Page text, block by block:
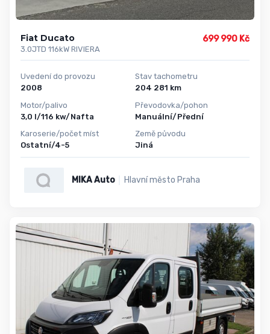
Fiat Ducato
3.0JTD 116kW RIVIERA
699 990 Kč
Uvedení do provozu
2008
Motor/palivo
3,0 l/116 kw/Nafta
Karoserie/počet míst
Ostatní/4-5
Stav tachometru
204 281 km
Převodovka/pohon
Manuální/Přední
Země původu
Jiná
MIKA Auto Hlavní město Praha